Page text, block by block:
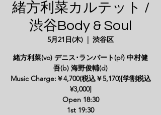
緒方利菜カルテット /
渋谷Body & Soul
5月21日(木)
  |
渋谷区
緒方利菜(vo) デニス･ランバート(pf) 中村健
吾(b) 海野俊輔(d)
Music Charge:￥4,700(税込￥5,170)[学割税込
¥3,000]
Open 18:30
1st 19:30